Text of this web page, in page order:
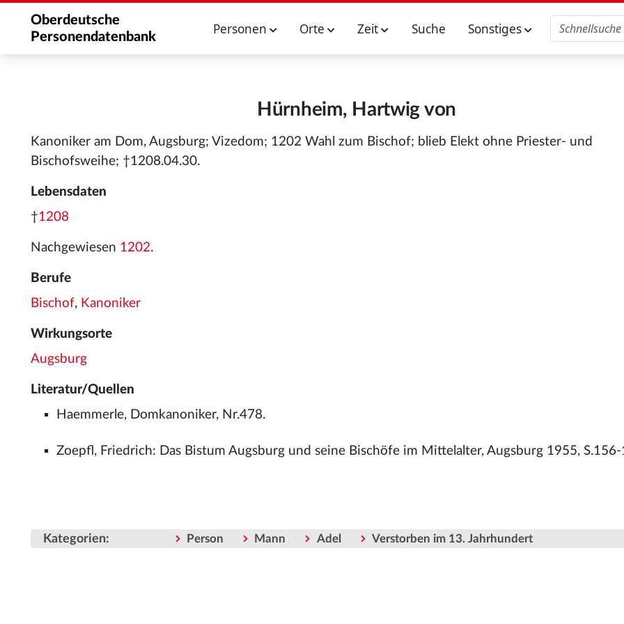
Oberdeutsche
Personendatenbank
Personen Orte Zeit Suche Sonstiges
Hürnheim, Hartwig von
Kanoniker am Dom, Augsburg; Vizedom; 1202 Wahl zum Bischof; blieb Elekt ohne Priester- und
Bischofsweihe; †1208.04.30.
Lebensdaten
†1208
Nachgewiesen 1202.
Berufe
Bischof, Kanoniker
Wirkungsorte
Augsburg
Literatur/Quellen
Haemmerle, Domkanoniker, Nr.478.
Zoepfl, Friedrich: Das Bistum Augsburg und seine Bischöfe im Mittelalter, Augsburg 1955,
Kategorien: Person Mann Adel Verstorben im 13. Jahrhundert